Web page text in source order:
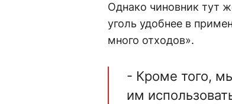
Однако чиновник тут
уголь удобнее в
много отходов».
- Кроме того,
им